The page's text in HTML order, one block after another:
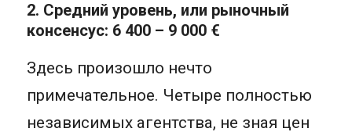
2. Средний уровень, или рыночный
консенсус: 6 400 – 9 000 €
Здесь произошло нечто
примечательное. Четыре полностью
независимых агентства, не зная цен